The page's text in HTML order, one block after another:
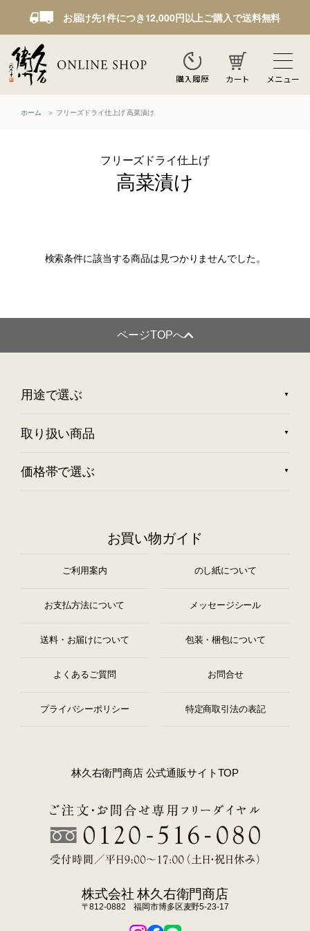
お届け先1件につき12,000円以上ご購入で送料無料
購入履歴 カート メニュー
ホーム フリーズドライ仕上げ 高菜漬け
フリーズドライ仕上げ
高菜漬け
検索条件に該当する商品は見つかりませんでした。
ページTOPへ
用途で選ぶ
取り扱い商品
価格帯で選ぶ
お買い物ガイド
ご利用案内 のし紙について
お支払方法について メッセージシール
送料・お届けについて 包装・梱包について
よくあるご質問 お問合せ
プライバシーポリシー 特定商取引法の表記
林久右衛門商店 公式通販サイトTOP
株式会社 林久右衛門商店
〒812-0882 福岡市博多区麦野5-23-17